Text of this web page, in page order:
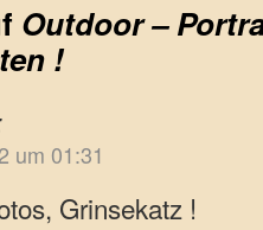
Outdoor –
!
um 01:31
Grinsekatz !